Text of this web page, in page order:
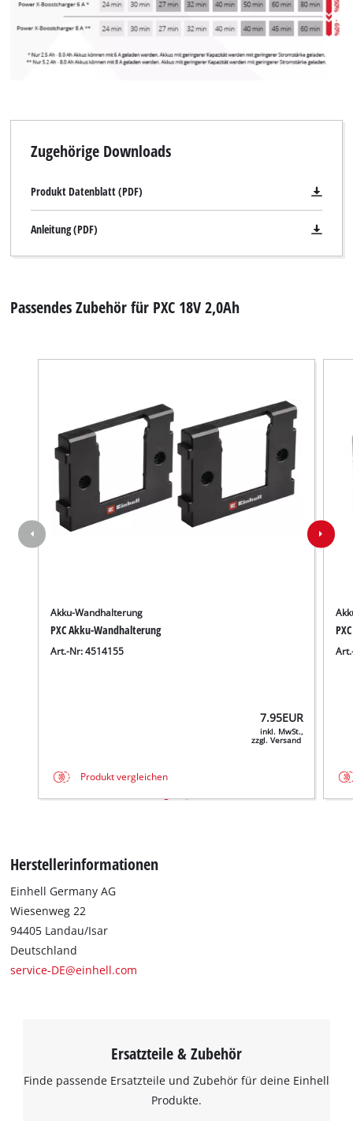
to trackers that are not disclosed to the
visitor. The website owner needs to setup
the site with their CMP to add this content
to the list of technologies used.
Zugehörige Downloads
Produkt Datenblatt (PDF)
Anleitung (PDF)
Passendes Zubehör für PXC 18V 2,0Ah
Akku-Wandhalterung
PXC Akku-Wandhalterung
Art.-Nr: 4514155
7.95EUR
inkl. MwSt.,
zzgl. Versand
Produkt vergleichen
Herstellerinformationen
Einhell Germany AG
Wiesenweg 22
94405 Landau/Isar
Deutschland
service-DE@einhell.com
Ersatzteile & Zubehör
Finde passende Ersatzteile und Zubehör für deine Einhell
Produkte.